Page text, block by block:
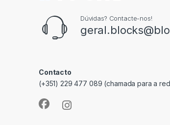
Dúvidas? Contacte-nos!
Contacto
(+351) 229 477 089 (chamada para a